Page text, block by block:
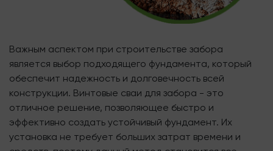
Важным аспектом при строительстве забора
является выбор подходящего фундамента, который
обеспечит надежность и долговечность всей
конструкции. Винтовые сваи для забора - это
отличное решение, позволяющее быстро и
эффективно создать устойчивый фундамент. Их
установка не требует больших затрат времени и